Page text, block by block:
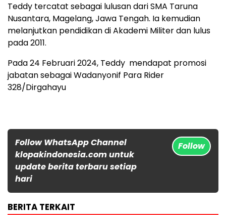
Teddy tercatat sebagai lulusan dari SMA Taruna
Nusantara, Magelang, Jawa Tengah. Ia kemudian
melanjutkan pendidikan di Akademi Militer dan lulus
pada 2011.
Pada 24 Februari 2024, Teddy mendapat promosi
jabatan sebagai Wadanyonif Para Rider
328/Dirgahayu
Follow WhatsApp Channel
klopakindonesia.com untuk
update berita terbaru setiap
hari
Follow
BERITA TERKAIT